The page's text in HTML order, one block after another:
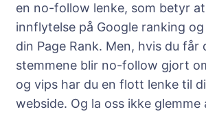
en no-follow lenke, som betyr
innflytelse på Google ranking
din Page Rank. Men, hvis du får
stemmene blir no-follow gjort
og vips har du en flott lenke til
webside. Og la oss ikke glemme